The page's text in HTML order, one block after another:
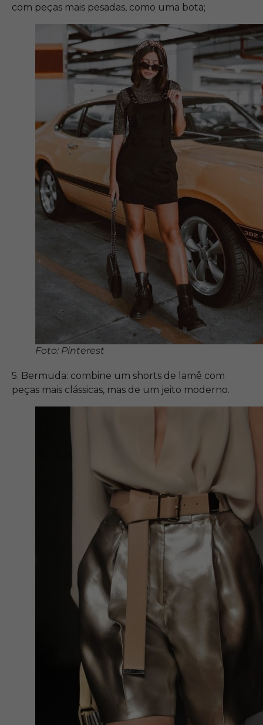
com peças mais pesadas, como uma bota;
Foto: Pinterest
5. Bermuda: combine um shorts de lamê com
peças mais clássicas, mas de um jeito moderno.